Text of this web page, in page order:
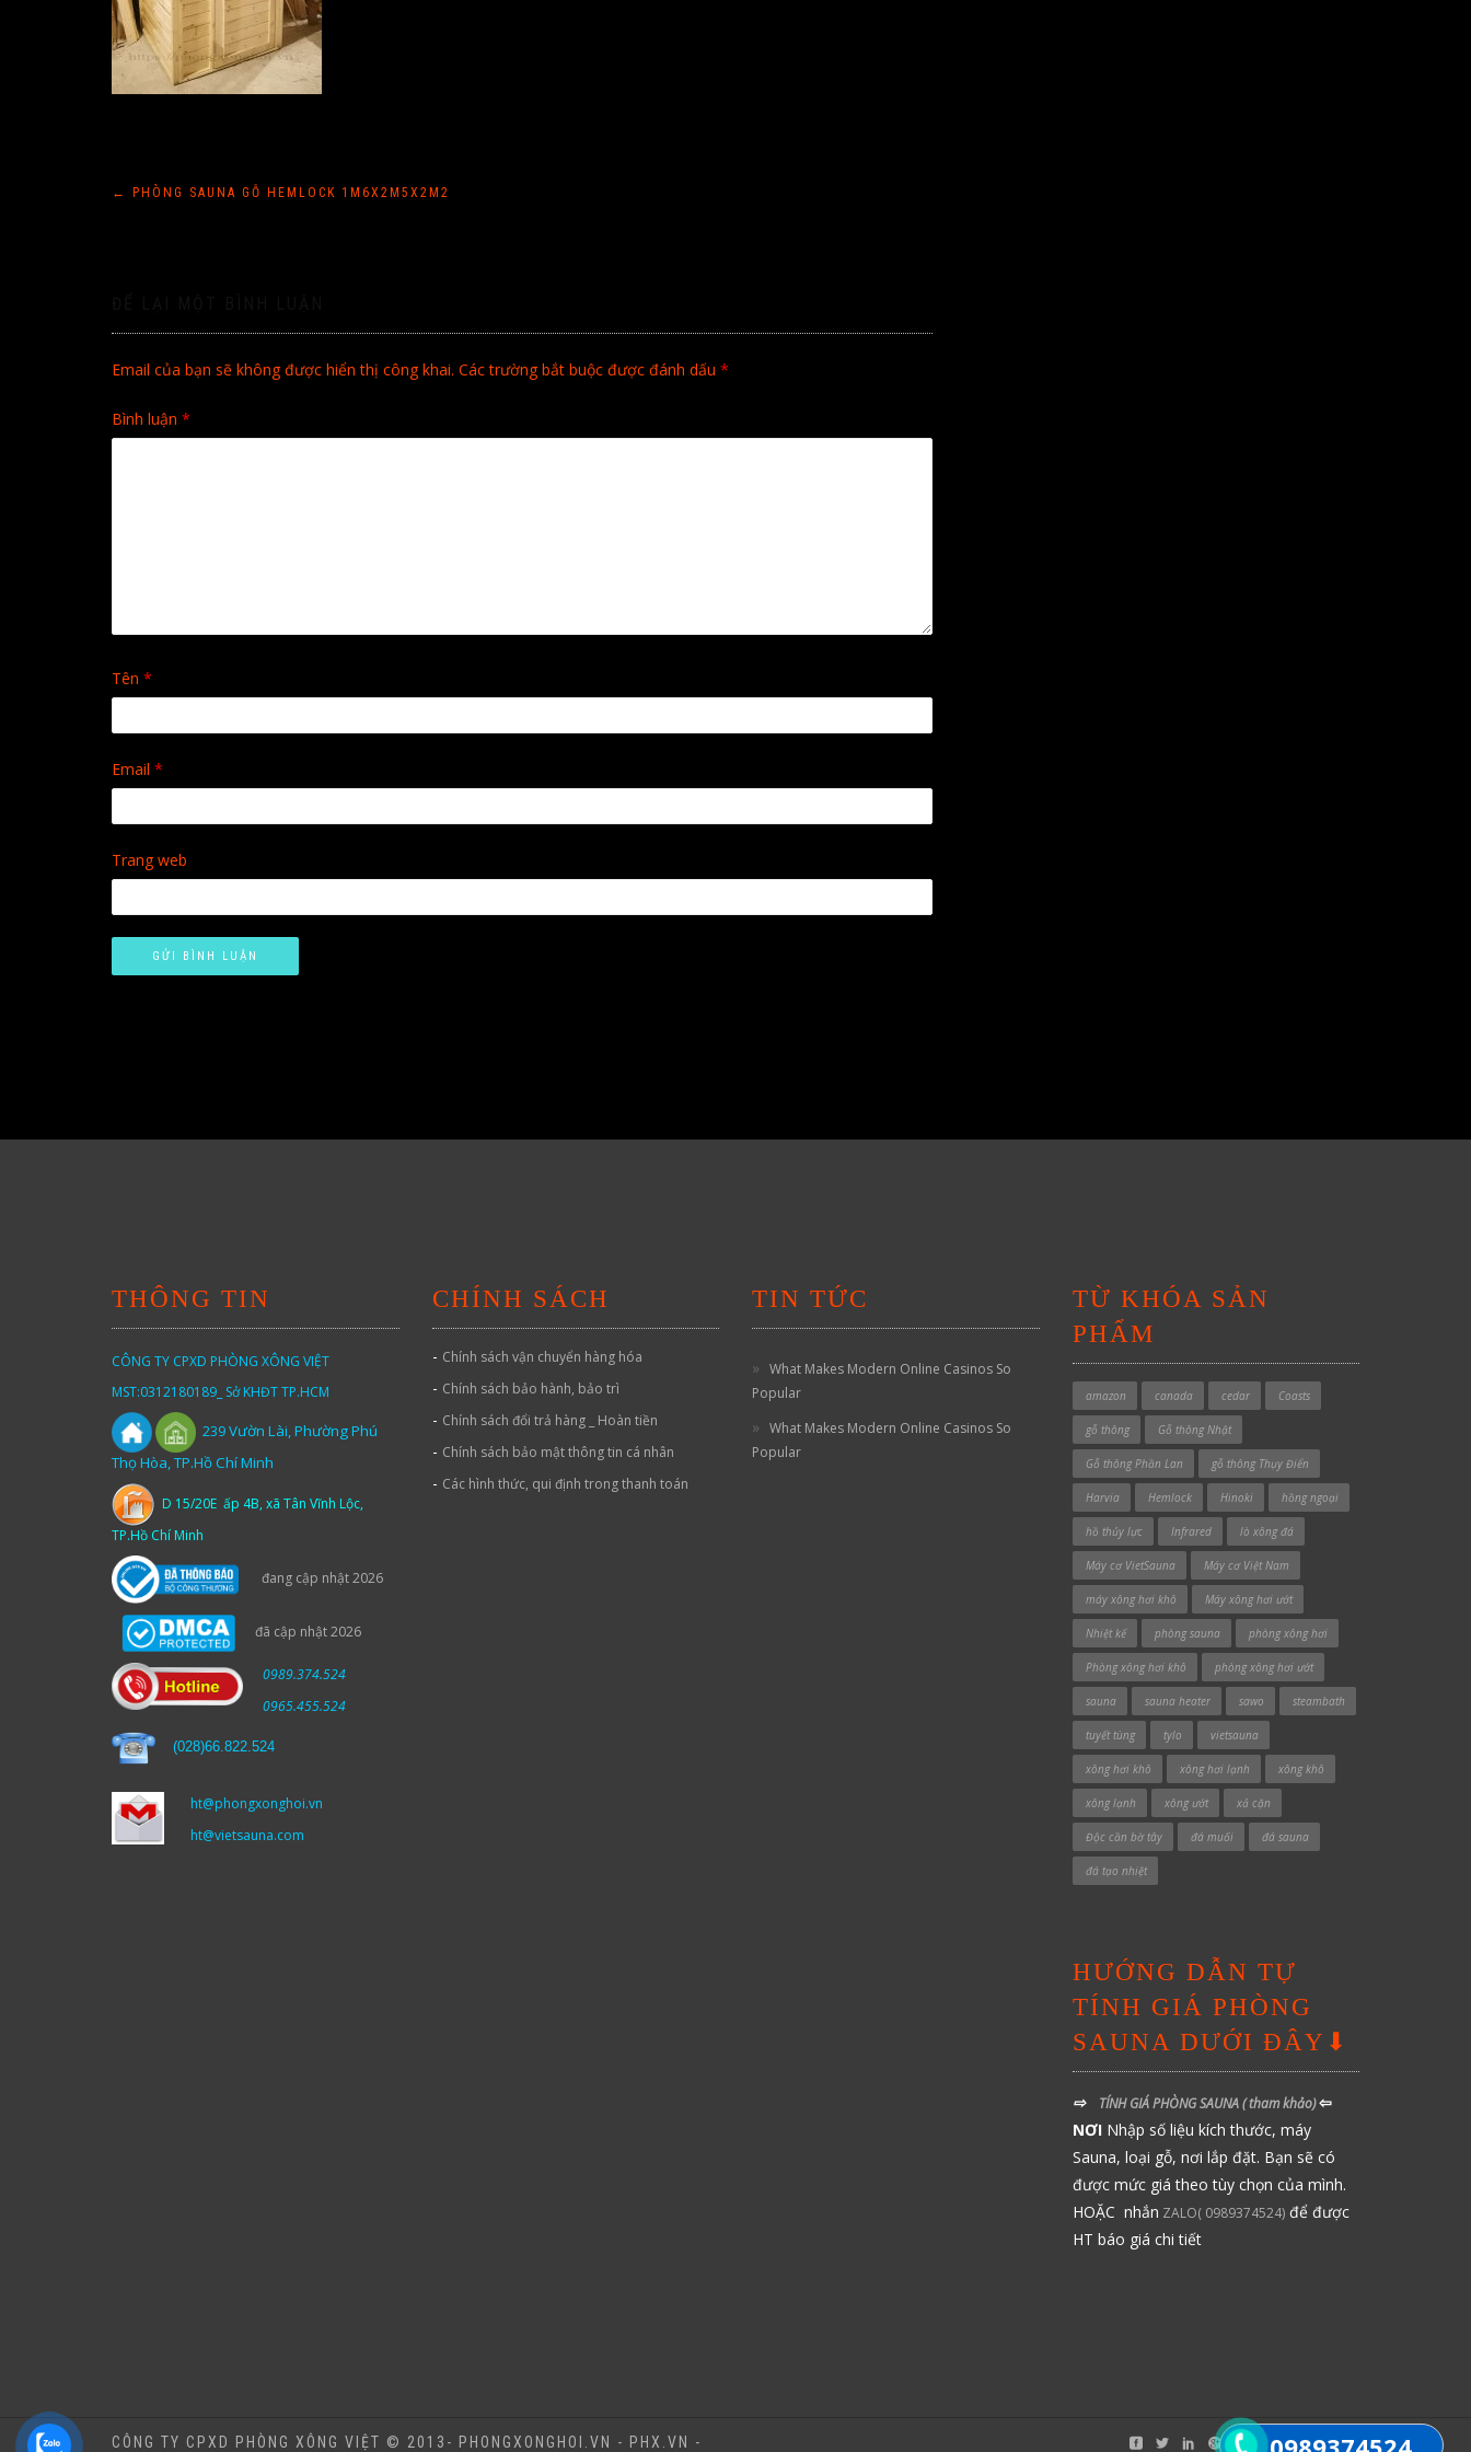
Điều
viết
← PHÒNG SAUNA GỖ HEMLOCK 1M6X2M5X2M2
Email của bạn sẽ không được hiển thị công khai. Các trường bắt buộc được đánh dấu *
Bình luận *
Tên *
Email *
Trang web
THÔNG TIN
CÔNG TY CPXD PHÒNG XÔNG VIỆT
MST:0312180189_ Sở KHĐT TP.HCM
239Vườn Lài,Phường Phú
Thọ Hòa, TP.Hồ Chí Minh
D 15/20E ấp 4B, xã Tân Vĩnh Lộc,
TP.Hồ Chí Minh
đang cập nhật 2026
đã cập nhật 2026
0989.374.524
0965.455.524
(028)66.822.524
ht@phongxonghoi.vn
ht@vietsauna.com
CHÍNH SÁCH
- Chính sách vận chuyển hàng hóa
- Chính sách bảo hành, bảo trì
- Chính sách đổi trả hàng _ Hoàn tiền
- Chính sách bảo mật thông tin cá nhân
- Các hình thức, qui định trong thanh toán
TIN TỨC
What Makes Modern Online Casinos So
Popular
What Makes Modern Online Casinos So
Popular
TỪ KHÓA SẢN
PHẨM
amazon canada cedar Coasts
gỗ thông Gỗ thông Nhật
Gỗ thông Phần Lan gỗ thông Thụy Điển
Harvia Hemlock Hinoki hồng ngoại
hồ thủy lực Infrared lò xông đá
Máy cơ VietSauna Máy cơ Việt Nam
máy xông hơi khô Máy xông hơi ướt
Nhiệt kế phòng sauna phòng xông hơi
Phòng xông hơi khô phòng xông hơi ướt
sauna sauna heater sawo steambath
tuyết tùng tylo vietsauna
xông hơi khô xông hơi lạnh xông khô
xông lạnh xông ướt xả cặn
Độc cần bờ tây đá muối đá sauna
đá tạo nhiệt
HƯỚNG DẪN TỰ
TÍNH GIÁ PHÒNG
SAUNA DƯỚI ĐÂY⬇
⇨ TÍNH GIÁ PHÒNG SAUNA( tham khảo)⇦
NƠI Nhập số liệu kích thước, máy
Sauna, loại gỗ, nơi lắp đặt. Bạn sẽ có
được mức giá theo tùy chọn của mình.
HOẶC nhắn ZALO( 0989374524)để được
HT báo giá chi tiết
CÔNG TY CPXD PHÒNG XÔNG VIỆT © 2013- PHONGXONGHOI.VN - PHX.VN -